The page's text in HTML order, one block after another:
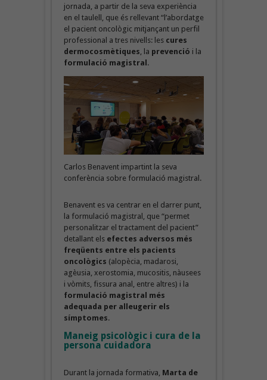
jornada, a partir de la seva experiència
en el taulell, que és rellevant “l’abordatge
el pacient oncològic mitjançant un perfil
professional a tres nivells: les cures
dermocosmètiques , la prevenció i la
formulació magistral.
Carlos Benavent impartint la seva
conferència sobre formulació magistral.
Benavent es va centrar en el darrer punt,
la formulació magistral, que “permet
personalitzar el tractament del pacient”
detallant els efectes adversos més
freqüents entre els pacients
oncològics (alopècia, madarosi,
agèusia, xerostomia, mucositis, nàusees
i vòmits, fissura anal, entre altres) i la
formulació magistral més
adequada per alleugerir els
símptomes.
Maneig psicològic i cura de la
persona cuidadora
Durant la jornada formativa, Marta de